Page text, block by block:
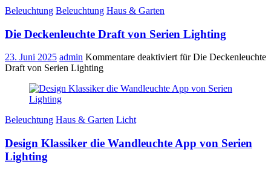
Beleuchtung Beleuchtung Haus & Garten
Die Deckenleuchte Draft von Serien Lighting
23. Juni 2025 admin Kommentare deaktiviert für Die Deckenleuchte
Draft von Serien Lighting
Beleuchtung Haus & Garten Licht
Design Klassiker die Wandleuchte App von Serien
Lighting